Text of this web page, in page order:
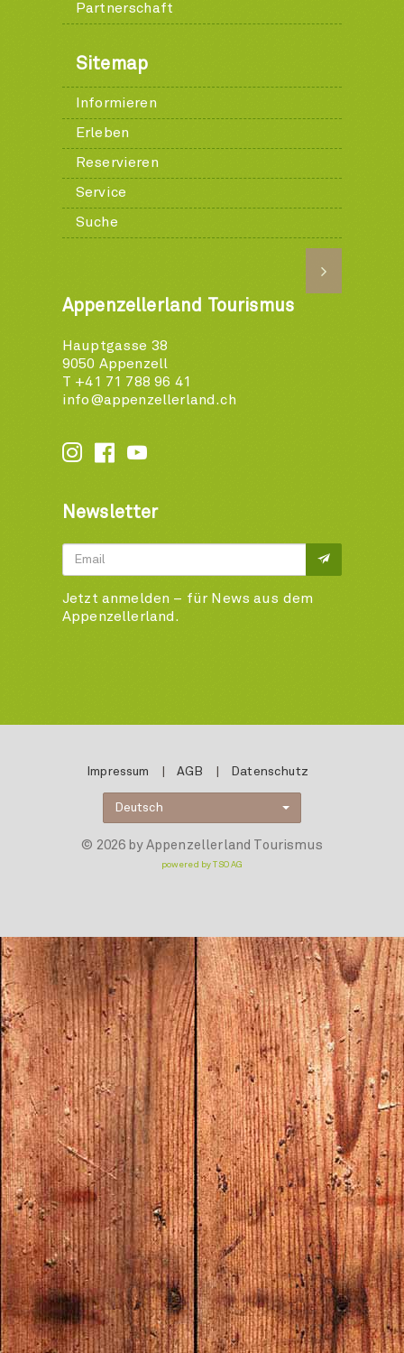
Partnerschaft
Sitemap
Informieren
Erleben
Reservieren
Service
Suche
Appenzellerland Tourismus
Hauptgasse 38
9050 Appenzell
T +41 71 788 96 41
info@appenzellerland.ch



Newsletter
Jetzt anmelden – für News aus dem
Appenzellerland.
Impressum AGB Datenschutz
Deutsch
© 2026 by Appenzellerland Tourismus
powered by TSO AG